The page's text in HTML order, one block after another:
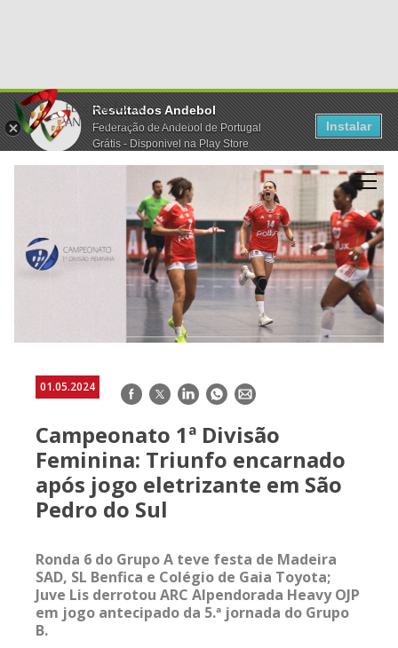
Resultados Andebol
Federação de Andebol de Portugal
Grátis - Disponivel na Play Store
Instalar
01.05.2024 Facebook
TwitterLinkedInWhatsApp
E-
Campeonato 1ª Divisão
Feminina: Triunfo encarnado
após jogo eletrizante em São
Pedro do Sul
Ronda 6 do Grupo A teve festa de Madeira
SAD, SL Benfica e Colégio de Gaia Toyota;
Juve Lis derrotou ARC Alpendorada Heavy OJP
em jogo antecipado da 5.ª jornada do Grupo
B.